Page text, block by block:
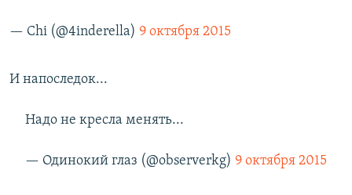
— Chi (@4inderella) 9 октября 2015
И напоследок...
Надо не кресла менять...
— Одинокий глаз (@observerkg) 9 октября 2015